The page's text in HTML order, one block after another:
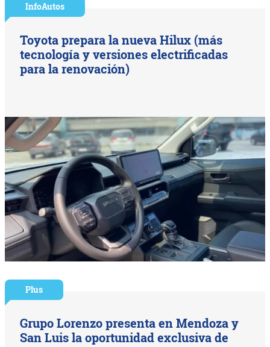
InfoAutos
Toyota prepara la nueva Hilux (más
tecnología y versiones electrificadas
para la renovación)
Plus
Grupo Lorenzo presenta en Mendoza y
San Luis la oportunidad exclusiva de